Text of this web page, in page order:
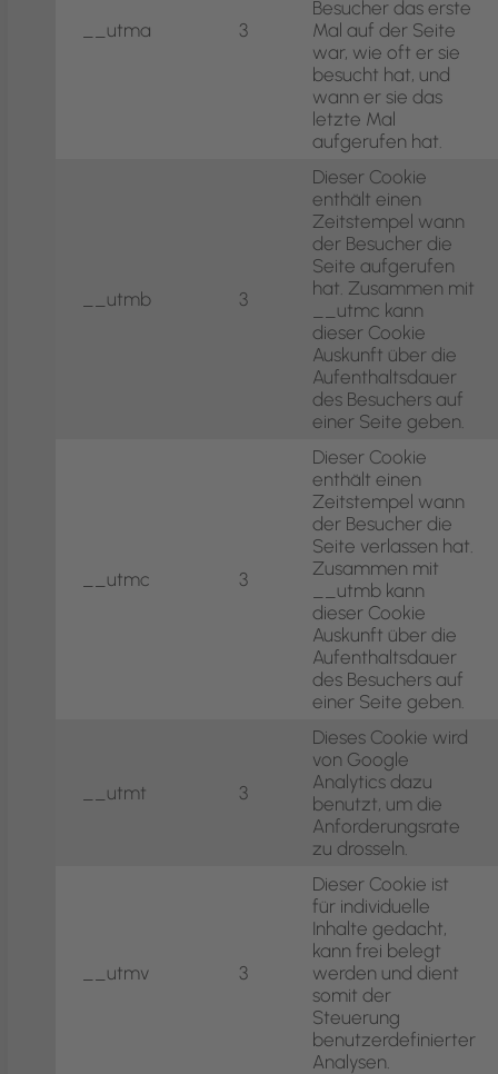
__utma 3
Besucher das erste
Mal auf der Seite
war, wie oft er sie
besucht hat, und
wann er sie das
letzte Mal
aufgerufen hat.
__utmb 3
Dieser Cookie
enthält einen
Zeitstempel wann
der Besucher die
Seite aufgerufen
hat. Zusammen mit
__utmc kann
dieser Cookie
Auskunft über die
Aufenthaltsdauer
des Besuchers auf
einer Seite geben.
__utmc 3
Dieser Cookie
enthält einen
Zeitstempel wann
der Besucher die
Seite verlassen hat.
Zusammen mit
__utmb kann
dieser Cookie
Auskunft über die
Aufenthaltsdauer
des Besuchers auf
einer Seite geben.
__utmt 3
Dieses Cookie wird
von Google
Analytics dazu
benutzt, um die
Anforderungsrate
zu drosseln.
__utmv 3
Dieser Cookie ist
für individuelle
Inhalte gedacht,
kann frei belegt
werden und dient
somit der
Steuerung
benutzerdefinierter
Analysen.